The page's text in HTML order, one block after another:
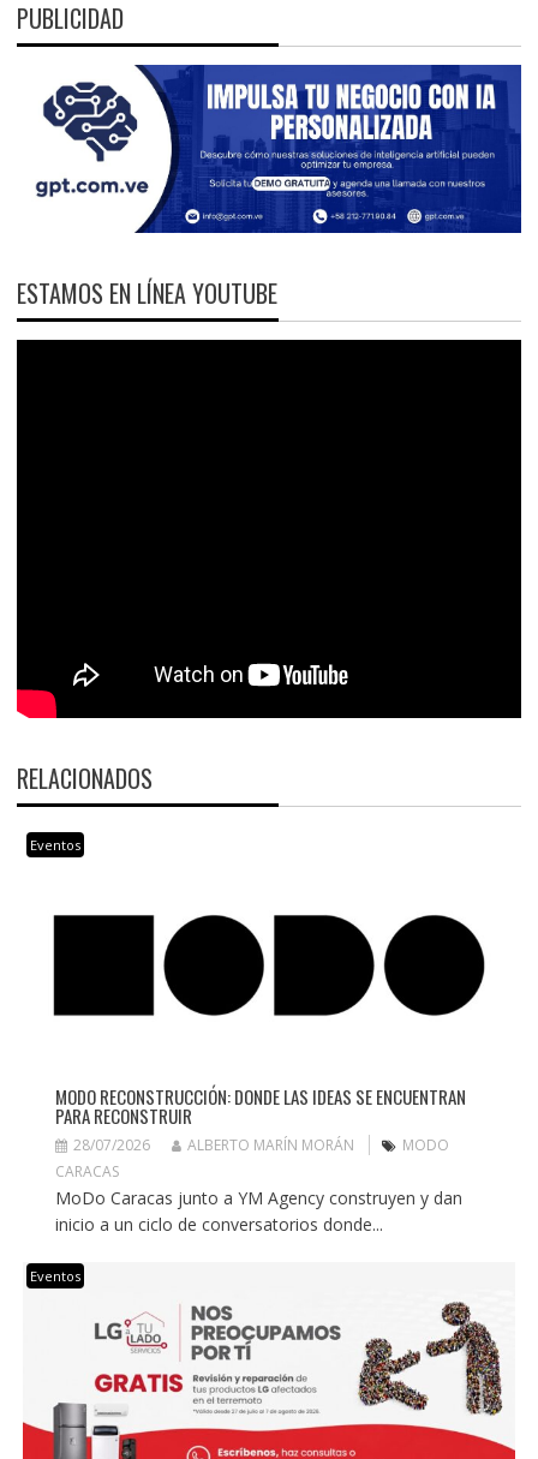
PUBLICIDAD
ESTAMOS EN LÍNEA YOUTUBE
RELACIONADOS
Eventos
MODO RECONSTRUCCIÓN: DONDE LAS IDEAS SE ENCUENTRAN
PARA RECONSTRUIR
28/07/2026 ALBERTO MARÍN MORÁN
MODO
CARACAS
MoDo Caracas junto a YM Agency construyen y dan
inicio a un ciclo de conversatorios donde...
Eventos